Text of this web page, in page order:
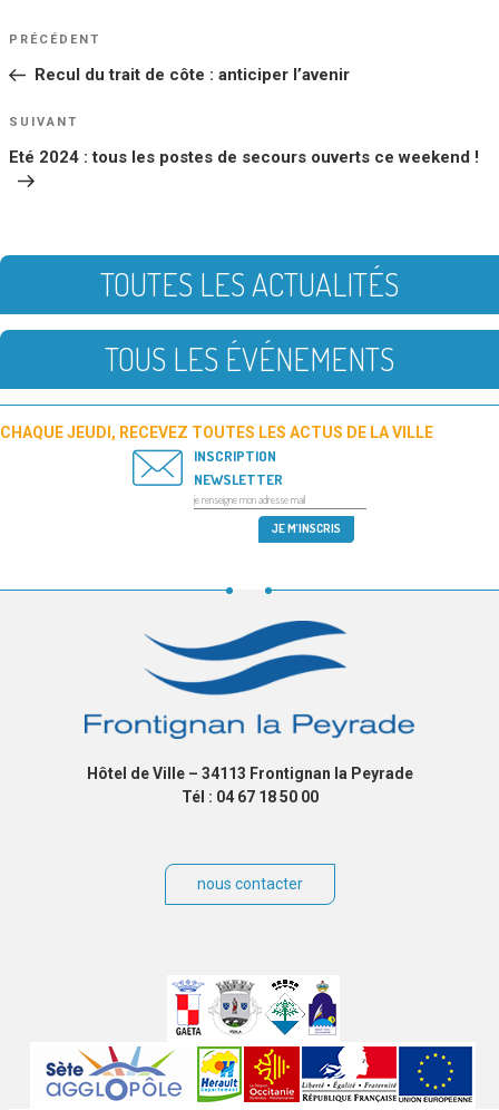
NAVIGATION
DE
Article
PRÉCÉDENT
Recul du trait de côte : anticiper l’avenir
Article
SUIVANT
Eté 2024 : tous les postes de secours ouverts ce weekend !
TOUTES LES ACTUALITÉS
TOUS LES ÉVÉNEMENTS
CHAQUE JEUDI, RECEVEZ TOUTES LES ACTUS DE LA VILLE
INSCRIPTION
NEWSLETTER
Hôtel de Ville – 34113 Frontignan la Peyrade
Tél : 04 67 18 50 00
nous contacter
partenaires